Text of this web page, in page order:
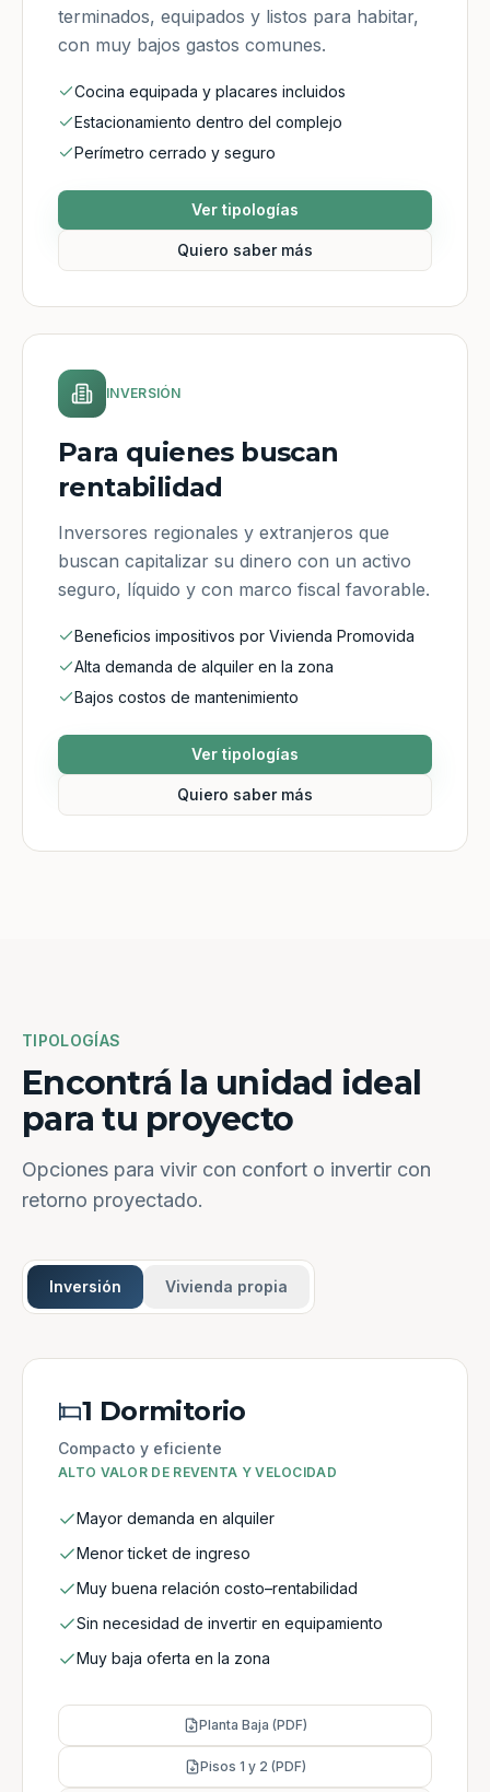
terminados, equipados y listos para habitar,
con muy bajos gastos comunes.
Cocina equipada y placares incluidos
Estacionamiento dentro del complejo
Perímetro cerrado y seguro
Ver tipologías
Quiero saber más
INVERSIÓN
Para quienes buscan
rentabilidad
Inversores regionales y extranjeros que
buscan capitalizar su dinero con un activo
seguro, líquido y con marco fiscal favorable.
Beneficios impositivos por Vivienda Promovida
Alta demanda de alquiler en la zona
Bajos costos de mantenimiento
Ver tipologías
Quiero saber más
TIPOLOGÍAS
Encontrá la unidad ideal
para tu proyecto
Opciones para vivir con confort o invertir con
retorno proyectado.
Inversión Vivienda propia
1 Dormitorio
Compacto y eficiente
ALTO VALOR DE REVENTA Y VELOCIDAD
Mayor demanda en alquiler
Menor ticket de ingreso
Muy buena relación costo–rentabilidad
Sin necesidad de invertir en equipamiento
Muy baja oferta en la zona
Planta Baja (PDF)
Pisos 1 y 2 (PDF)